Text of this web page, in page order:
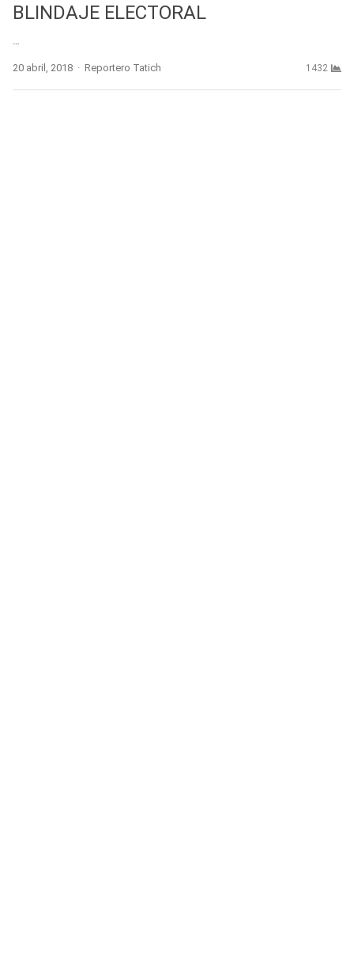
BLINDAJE ELECTORAL
…
20 abril, 2018 Author
Reportero Tatich 1432